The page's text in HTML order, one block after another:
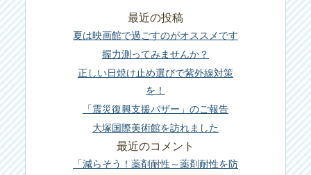
事
最近の投稿
夏は映画館で過ごすのがオススメです
握力測ってみませんか？
正しい日焼け止め選びで紫外線対策
を！
「震災復興支援バザー」のご報告
大塚国際美術館を訪れました
最近のコメント
「減らそう！薬剤耐性～薬剤耐性を防